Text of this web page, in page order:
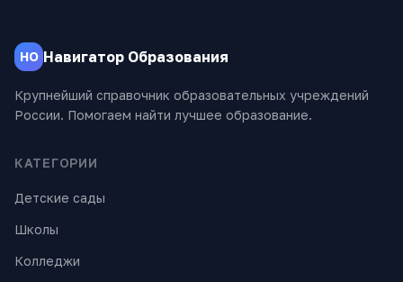
НО Навигатор Образования
Крупнейший справочник образовательных учреждений
России. Помогаем найти лучшее образование.
КАТЕГОРИИ
Детские сады
Школы
Колледжи